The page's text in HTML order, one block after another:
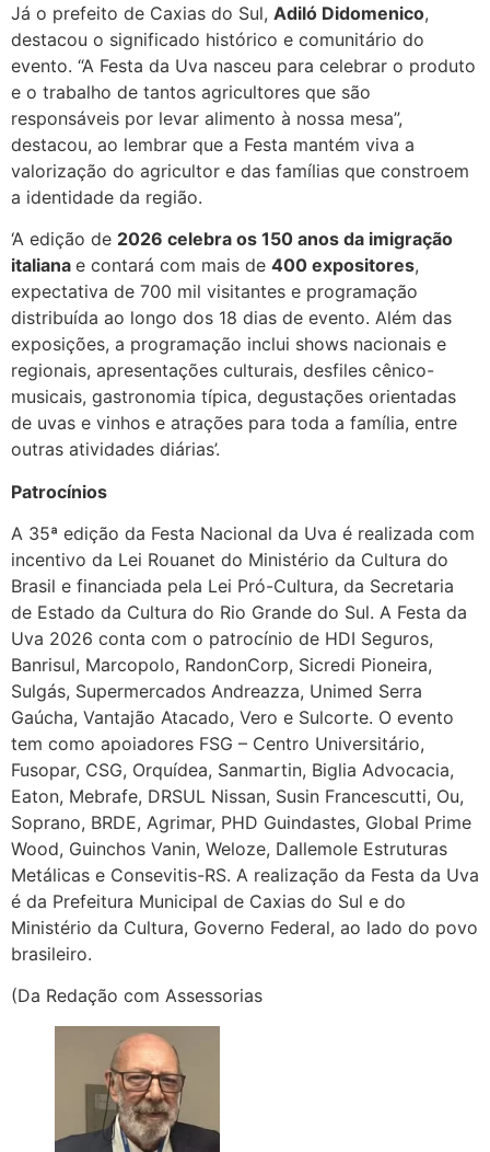
Já o prefeito de Caxias do Sul, Adiló Didomenico,
destacou o significado histórico e comunitário do
evento. “A Festa da Uva nasceu para celebrar o produto
e o trabalho de tantos agricultores que são
responsáveis por levar alimento à nossa mesa”,
destacou, ao lembrar que a Festa mantém viva a
valorização do agricultor e das famílias que constroem
a identidade da região.
‘A edição de 2026 celebra os 150 anos da imigração
italiana e contará com mais de 400 expositores,
expectativa de 700 mil visitantes e programação
distribuída ao longo dos 18 dias de evento. Além das
exposições, a programação inclui shows nacionais e
regionais, apresentações culturais, desfiles cênico-
musicais, gastronomia típica, degustações orientadas
de uvas e vinhos e atrações para toda a família, entre
outras atividades diárias’.
Patrocínios
A 35ª edição da Festa Nacional da Uva é realizada com
incentivo da Lei Rouanet do Ministério da Cultura do
Brasil e financiada pela Lei Pró-Cultura, da Secretaria
de Estado da Cultura do Rio Grande do Sul. A Festa da
Uva 2026 conta com o patrocínio de HDI Seguros,
Banrisul, Marcopolo, RandonCorp, Sicredi Pioneira,
Sulgás, Supermercados Andreazza, Unimed Serra
Gaúcha, Vantajão Atacado, Vero e Sulcorte. O evento
tem como apoiadores FSG – Centro Universitário,
Fusopar, CSG, Orquídea, Sanmartin, Biglia Advocacia,
Eaton, Mebrafe, DRSUL Nissan, Susin Francescutti, Ou,
Soprano, BRDE, Agrimar, PHD Guindastes, Global Prime
Wood, Guinchos Vanin, Weloze, Dallemole Estruturas
Metálicas e Consevitis-RS. A realização da Festa da Uva
é da Prefeitura Municipal de Caxias do Sul e do
Ministério da Cultura, Governo Federal, ao lado do povo
brasileiro.
(Da Redação com Assessorias